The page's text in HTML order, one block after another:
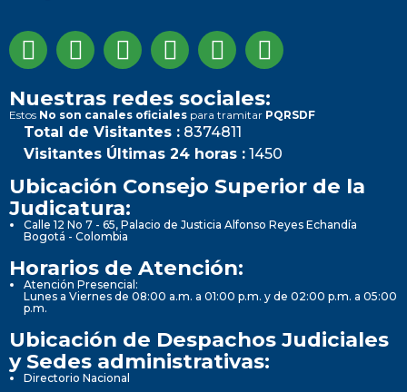
Nuestras redes sociales:
Estos No son canales oficiales para tramitar PQRSDF
Total de Visitantes : 8374811
Visitantes Últimas 24 horas : 1450
Ubicación Consejo Superior de la
Judicatura:
Calle 12 No 7 - 65, Palacio de Justicia Alfonso Reyes Echandía
Bogotá - Colombia
Horarios de Atención:
Atención Presencial:
Lunes a Viernes de 08:00 a.m. a 01:00 p.m. y de 02:00 p.m. a 05:00
p.m.
Ubicación de Despachos Judiciales
y Sedes administrativas:
Directorio Nacional